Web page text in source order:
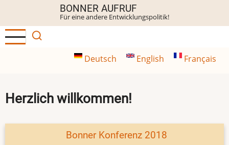
Inhalt
BONNER AUFRUF
Für eine andere Entwicklungspolitik!
Deutsch English Français
Herzlich willkommen!
Bonner Konferenz 2018